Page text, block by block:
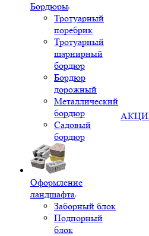
Бордюры
Тротуарный
поребрик
Тротуарный
шарнирный
бордюр
Бордюр
дорожный
Металлический
бордюр
Садовый
бордюр
Оформление
ландшафта
Заборный блок
Подпорный
блок